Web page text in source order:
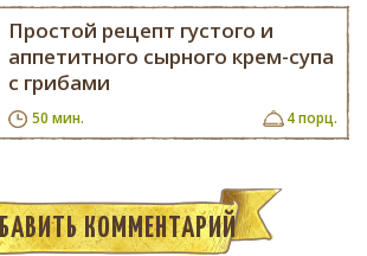
Простой рецепт густого и
аппетитного сырного крем-супа
с грибами
50 мин. 4 порц.
КОММЕНТАРИЙ